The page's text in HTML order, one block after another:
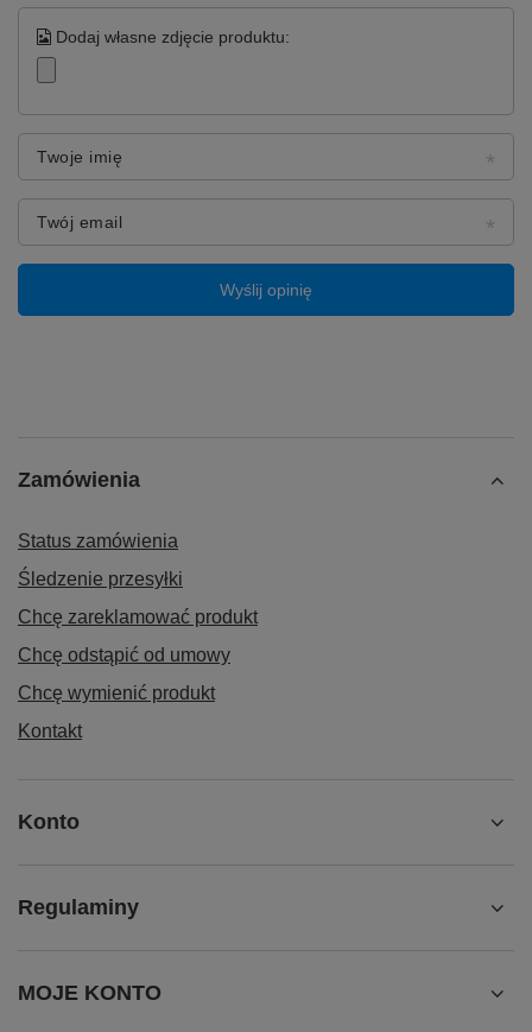
Dodaj własne zdjęcie produktu:
Twoje imię
Twój email
Wyślij opinię
Zamówienia
Status zamówienia
Śledzenie przesyłki
Chcę zareklamować produkt
Chcę odstąpić od umowy
Chcę wymienić produkt
Kontakt
Konto
Regulaminy
MOJE KONTO